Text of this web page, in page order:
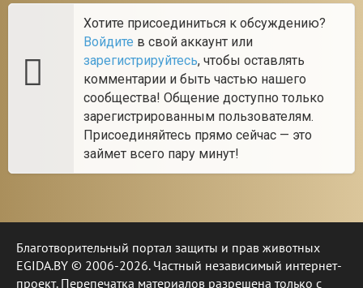
Хотите присоединиться к обсуждению?
Войдите в свой аккаунт или
зарегистрируйтесь, чтобы оставлять
комментарии и быть частью нашего
сообщества! Общение доступно только
зарегистрированным пользователям.
Присоединяйтесь прямо сейчас — это
займет всего пару минут!
Благотворительный портал защиты и прав животных
EGIDA.BY © 2006-2026. Частный независимый интернет-
проект. Перепечатка материалов разрешена только с